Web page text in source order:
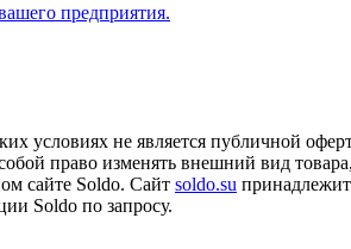
предприятия.
условиях не является публичной
право изменять внешний вид
сайте Soldo. Сайт soldo.su
Soldo по запросу.